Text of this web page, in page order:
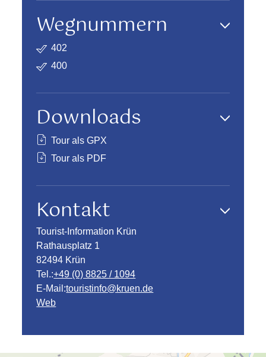
Wegnummern
402
400
Downloads
Tour als GPX
Tour als PDF
Kontakt
Tourist-Information Krün
Rathausplatz 1
82494 Krün
Tel.:+49 (0) 8825 / 1094
E-Mail:touristinfo@kruen.de
Web